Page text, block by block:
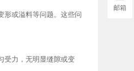
形或溢料等问题。这些问
受力，无明显缝隙或变
邮箱